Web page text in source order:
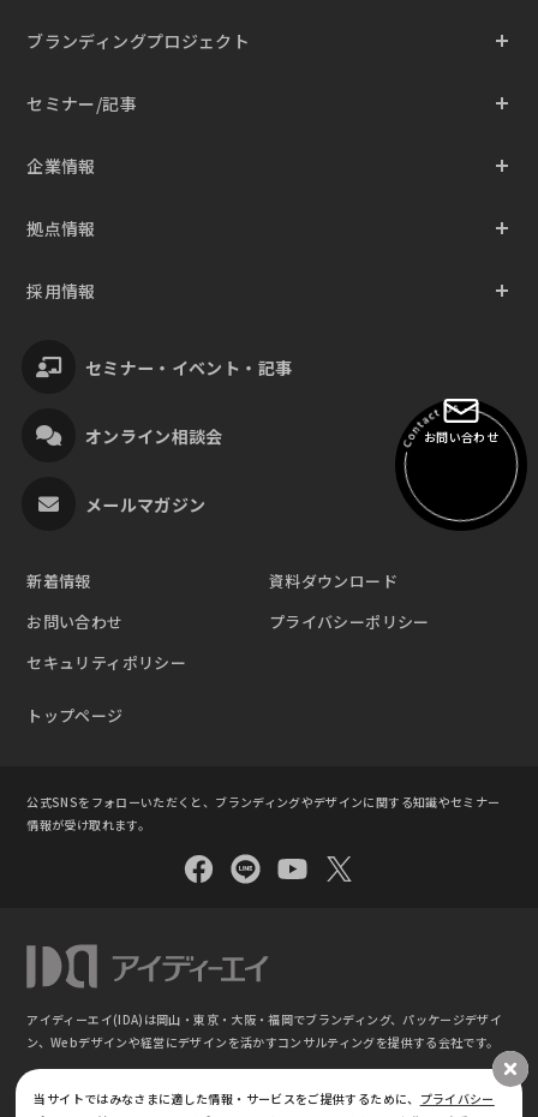
セミナー・イベント・記事
オンライン相談会
メールマガジン
ブランディングプロジェクト
セミナー/記事
企業情報
拠点情報
採用情報
新着情報
資料ダウンロード
お問い合わせ
プライバシーポリシー
セキュリティポリシー
トップページ
公式SNSをフォローいただくと、ブランディングやデザインに関する知識やセミナー
情報が受け取れます。
アイディーエイ(IDA)は岡山・東京・大阪・福岡でブランディング、パッケージデザイ
ン、Webデザインや経営にデザインを活かすコンサルティングを提供する会社です。
©
ブランディング・パッケージデザイン｜株式会社アイディーエイ IDA(東京 ⼤阪 岡⼭
福岡)
当サイトではみなさまに適した情報・サービスをご提供するために、 プライバシー
お問い合わせ